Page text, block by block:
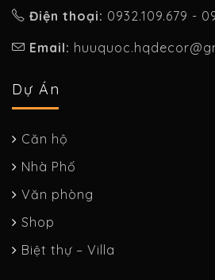
Điện thoại: 0932.109.679 -
Email:
Dự Án
Căn hộ
Nhà Phố
Văn phòng
Shop
Biệt thự – Villa